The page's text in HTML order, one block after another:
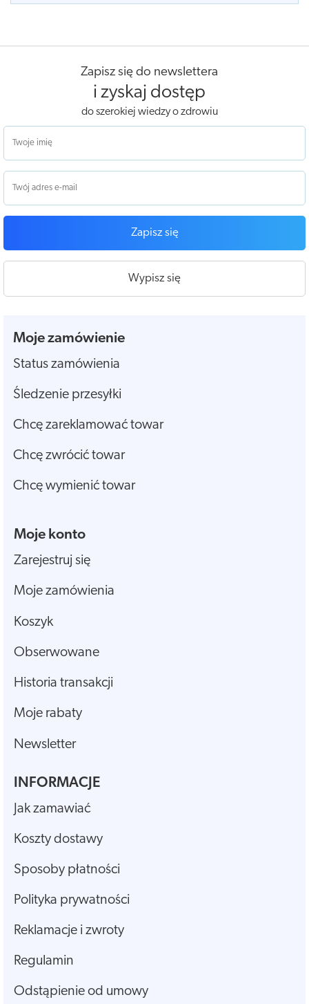
Zapisz się do newslettera
i zyskaj dostęp
do szerokiej wiedzy o zdrowiu
Zapisz się
Wypisz się
Moje zamówienie
Status zamówienia
Śledzenie przesyłki
Chcę zareklamować towar
Chcę zwrócić towar
Chcę wymienić towar
Moje konto
Zarejestruj się
Moje zamówienia
Koszyk
Obserwowane
Historia transakcji
Moje rabaty
Newsletter
INFORMACJE
Jak zamawiać
Koszty dostawy
Sposoby płatności
Polityka prywatności
Reklamacje i zwroty
Regulamin
Odstąpienie od umowy